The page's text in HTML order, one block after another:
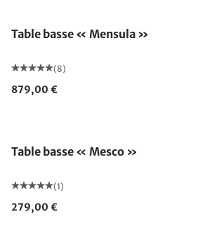
Table basse « Mensula »
(8)
879,00 €
Table basse « Mesco »
(1)
279,00 €